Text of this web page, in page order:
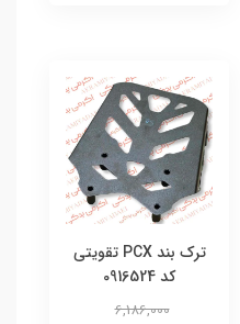
ترک بند PCX تقویتی
کد 0916524
6,186,000